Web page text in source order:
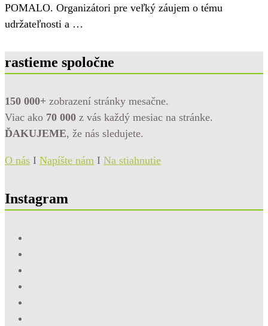
POMALO. Organizátori pre veľký záujem o tému
udržateľnosti a …
rastieme spoločne
150 000+ zobrazení stránky mesačne.
Viac ako 70 000 z vás každý mesiac na stránke.
ĎAKUJEME, že nás sledujete.
O nás I Napíšte nám I Na stiahnutie
Instagram